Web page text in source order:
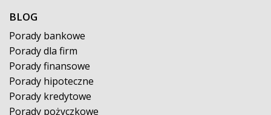
BLOG
Porady bankowe
Porady dla firm
Porady finansowe
Porady hipoteczne
Porady kredytowe
Porady pożyczkowe